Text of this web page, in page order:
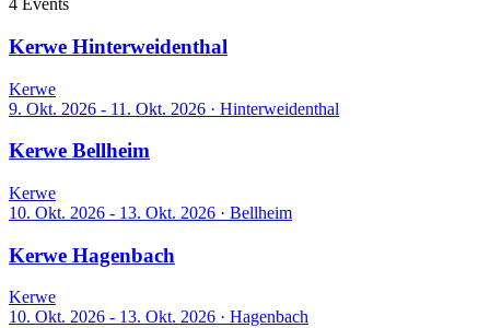
4 Events
Kerwe Hinterweidenthal
Kerwe
9. Okt. 2026 - 11. Okt. 2026 · Hinterweidenthal
Kerwe Bellheim
Kerwe
10. Okt. 2026 - 13. Okt. 2026 · Bellheim
Kerwe Hagenbach
Kerwe
10. Okt. 2026 - 13. Okt. 2026 · Hagenbach